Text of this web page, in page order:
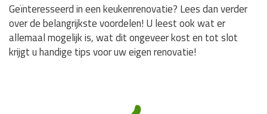
Geïnteresseerd in een keukenrenovatie? Lees dan verder
over de belangrijkste voordelen! U leest ook wat er
allemaal mogelijk is, wat dit ongeveer kost en tot slot
krijgt u handige tips voor uw eigen renovatie!